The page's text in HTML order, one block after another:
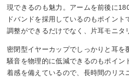
現できるのも魅力。アームを前後に
ドバンドを採用しているのもポイン
調整ができるだけでなく、片耳モニタ
密閉型イヤーカップでしっかりと耳を
騒音を物理的に低減できるのもポイン
着感を備えているので、長時間のリス